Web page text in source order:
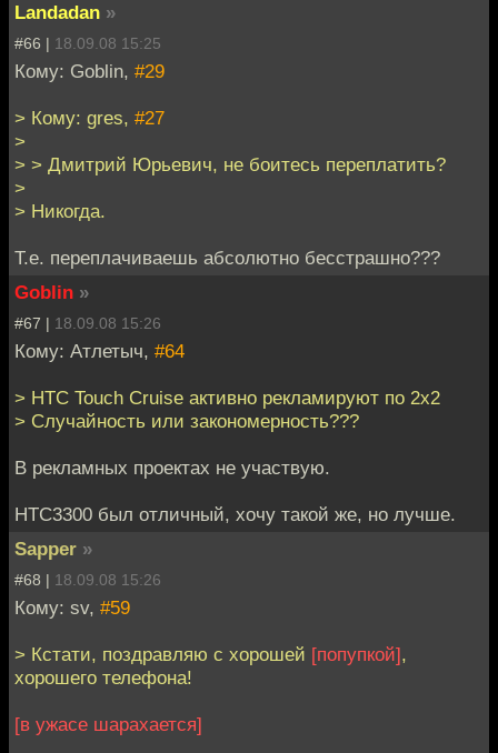
Landadan »
#66 | 18.09.08 15:25
Кому: Goblin, #29
> Кому: gres, #27
>
> > Дмитрий Юрьевич, не боитесь переплатить?
>
> Никогда.
Т.е. переплачиваешь абсолютно бесстрашно???
Goblin »
#67 | 18.09.08 15:26
Кому: Атлетыч, #64
> HTC Touch Cruise активно рекламируют по 2х2
> Случайность или закономерность???
В рекламных проектах не участвую.
НТС3300 был отличный, хочу такой же, но лучше.
Sapper »
#68 | 18.09.08 15:26
Кому: sv, #59
> Кстати, поздравляю с хорошей [попупкой],
хорошего телефона!
[в ужасе шарахается]